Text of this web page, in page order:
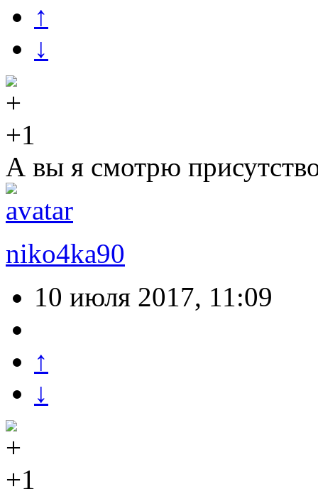
↑
↓
+1
А вы я смотрю
niko4ka90
10 июля 2017, 11:09
↑
↓
+1